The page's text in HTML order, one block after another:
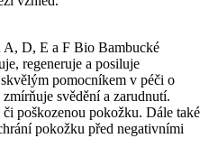
D, E a F Bio Bambucké
regeneruje a posiluje
pomocníkem v péči o
svědění a zarudnutí.
poškozenou pokožku. Dále také
pokožku před negativními